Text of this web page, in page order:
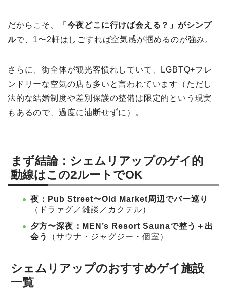
だからこそ、
「今夜どこに行けば会える？」がシンプ
ルで、1〜2軒はしごすれば空気感が掴めるのが強み。
さらに、街全体が観光客慣れしていて、LGBTQ+フレ
ンドリーな空気の店も多いと言われています（ただし
法的な結婚制度や差別保護の整備は限定的という現実
もあるので、過度に油断せずに）。
まず結論：シェムリアップのゲイ的
動線はこの2ルートでOK
夜：Pub Street〜Old Market周辺でバー巡り
（ドラァグ／雑談／カクテル）
夕方〜深夜：MEN’s Resort Saunaで整う＋出
会う
（サウナ・ジャグジー・個室）
シェムリアップのおすすめゲイ施設
一覧